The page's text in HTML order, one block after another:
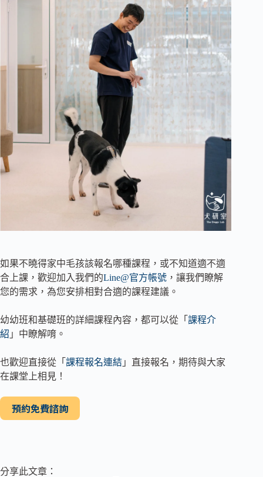
如果不曉得家中毛孩該報名哪種課程，或不知道適不適
合上課，歡迎加入我們的Line@官方帳號 ，讓我們瞭解
您的需求，為您安排相對合適的課程建議。
幼幼班和基礎班的詳細課程內容，都可以從「 課程介
紹 」中瞭解唷。
也歡迎直接從「 課程報名連結 」直接報名，期待與大家
在課堂上相見！
預約免費諮詢
分享此文章：